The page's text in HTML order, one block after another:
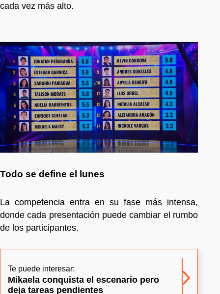
cada vez más alto.
Todo se define el lunes
La competencia entra en su fase más intensa,
donde cada presentación puede cambiar el rumbo
de los participantes.
Te puede interesar:
Mikaela conquista el escenario pero
deja tareas pendientes